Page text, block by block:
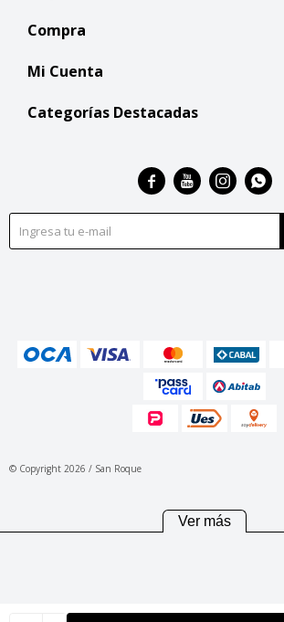
Compra
Mi Cuenta
Categorías Destacadas
   
© Copyright 2026 / San Roque
Ver más